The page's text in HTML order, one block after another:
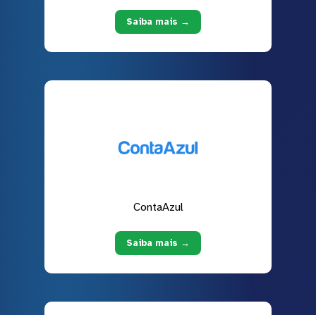
Saiba mais →
ContaAzul
Saiba mais →